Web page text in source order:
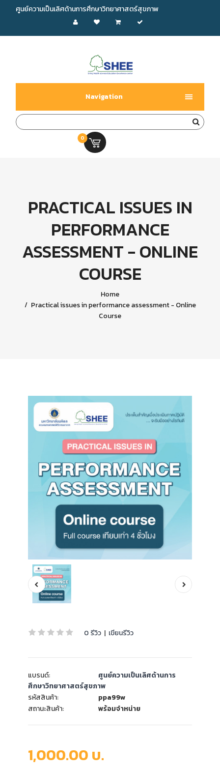
ศูนย์ความเป็นเลิศด้านการศึกษาวิทยาศาสตร์สุขภาพ
Navigation
0
PRACTICAL ISSUES IN
PERFORMANCE
ASSESSMENT - ONLINE
COURSE
Home
Practical issues in performance assessment - Online
Course
0 รีวิว | เขียนรีวิว
แบรนด์:
ศูนย์ความเป็นเลิศด้านการ
ศึกษาวิทยาศาสตร์สุขภาพ
รหัสสินค้า:
ppa99w
สถานะสินค้า:
พร้อมจำหน่าย
1,000.00 บ.